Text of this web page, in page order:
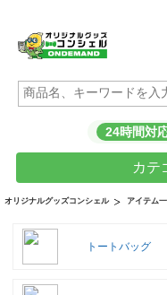
24時間対
カテ
オリジナルグッズコンシェル アイテム
トートバッグ